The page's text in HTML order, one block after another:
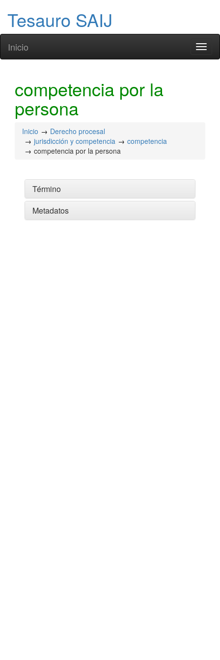
Tesauro SAIJ
Inicio
competencia por la
persona
Inicio
Derecho procesal
jurisdicción y competencia
competencia
competencia por la persona
Término
Metadatos